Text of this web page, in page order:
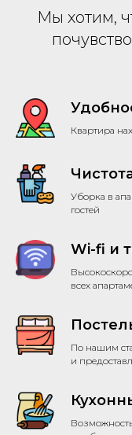
Мы хотим,
Квартира
Уборка в
гостей
Wi-fi и
всех
По нашим
и